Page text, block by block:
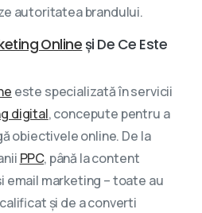
autoritatea brandului.
Onlineși De Ce Este
este specializată în servicii
digital, concepute pentru a
obiectivele online. De la
PPC, până la content
email marketing – toate au
și de a converti